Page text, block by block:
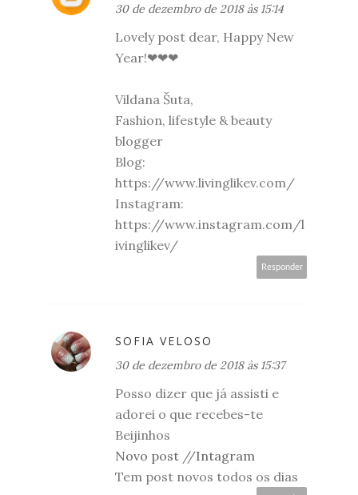
30 de dezembro de 2018 às 15:14
Lovely post dear, Happy New
Year!❤❤❤
Vildana Šuta,
Fashion, lifestyle & beauty
blogger
Blog:
https://www.livinglikev.com/
Instagram:
https://www.instagram.com/l
ivinglikev/
Responder
SOFIA VELOSO
30 de dezembro de 2018 às 15:37
Posso dizer que já assisti e
adorei o que recebes-te
Beijinhos
Novo post //Intagram
Tem post novos todos os dias